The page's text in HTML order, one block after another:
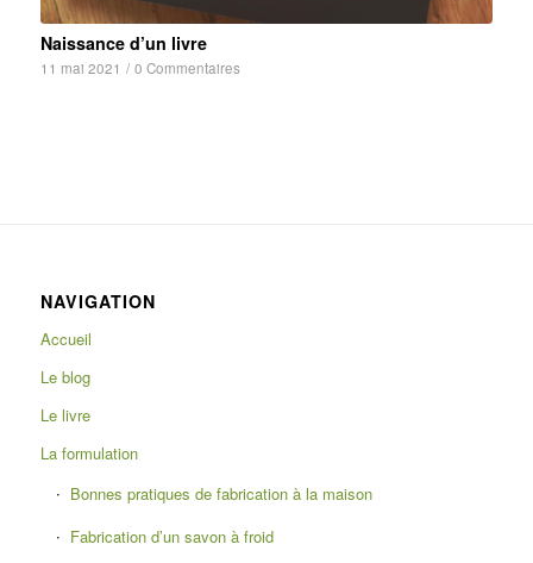
Naissance d’un livre
11 mai 2021 / 0 Commentaires
NAVIGATION
Accueil
Le blog
Le livre
La formulation
Bonnes pratiques de fabrication à la maison
Fabrication d’un savon à froid